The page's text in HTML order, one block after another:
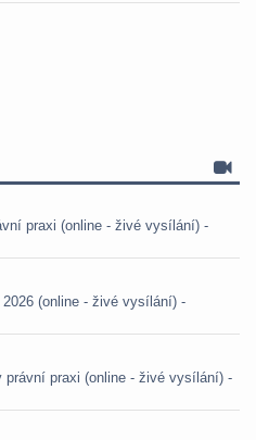
praxi (online - živé vysílání) -
(online - živé vysílání) -
právní praxi (online - živé vysílání) -